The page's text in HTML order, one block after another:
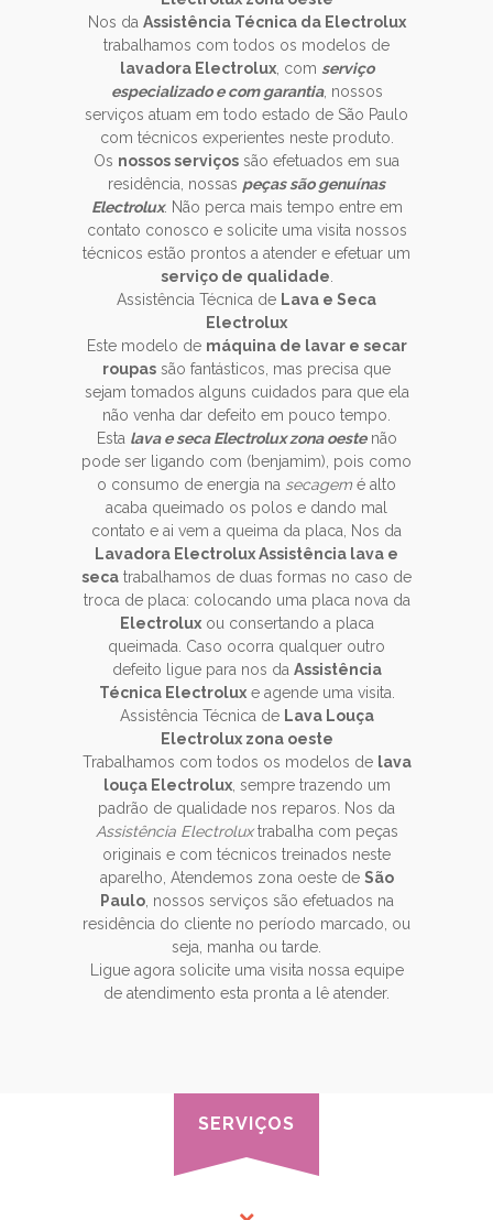
Nos da Assistência Técnica da Electrolux
trabalhamos com todos os modelos de
lavadora Electrolux, com serviço
especializado e com garantia, nossos
serviços atuam em todo estado de São Paulo
com técnicos experientes neste produto.
Os nossos serviços são efetuados em sua
residência, nossas peças são genuínas
Electrolux. Não perca mais tempo entre em
contato conosco e solicite uma visita nossos
técnicos estão prontos a atender e efetuar um
serviço de qualidade
Assistência Técnica de Lava e Seca
Electrolux
Este modelo de máquina de lavar e secar
roupas são fantásticos, mas precisa que
sejam tomados alguns cuidados para que ela
não venha dar defeito em pouco tempo.
Esta lava e seca Electrolux zona oestenão
pode ser ligando com (benjamim), pois como
o consumo de energia na secagem é alto
acaba queimado os polos e dando mal
contato e ai vem a queima da placa, Nos da
Lavadora Electrolux Assistência lava e
seca trabalhamos de duas formas no caso de
troca de placa: colocando uma placa nova da
Electroluxou consertando a placa
queimada. Caso ocorra qualquer outro
defeito ligue para nos da Assistência
Técnica Electroluxe agende uma visita.
Assistência Técnica de Lava Louça
Electrolux zona oeste
Trabalhamos com todos os modelos de lava
louça Electrolux, sempre trazendo um
padrão de qualidade nos reparos. Nos da
Assistência Electroluxtrabalha com peças
originais e com técnicos treinados neste
aparelho, Atendemos zona oeste de São
Paulo, nossos serviços são efetuados na
residência do cliente no período marcado, ou
seja, manha ou tarde.
Ligue agora solicite uma visita nossa equipe
de atendimento esta pronta a lê atender.
SERVIÇOS